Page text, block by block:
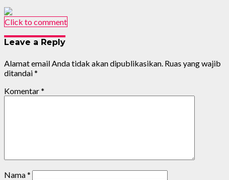
Click to comment
Leave a Reply
Alamat email Anda tidak akan dipublikasikan. Ruas yang wajib
ditandai*
Komentar*
Nama*